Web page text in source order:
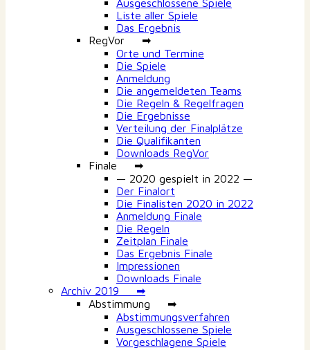
Ausgeschlossene Spiele
Liste aller Spiele
Das Ergebnis
RegVor ➡
Orte und Termine
Die Spiele
Anmeldung
Die angemeldeten Teams
Die Regeln & Regelfragen
Die Ergebnisse
Verteilung der Finalplätze
Die Qualifikanten
Downloads RegVor
Finale ➡
— 2020 gespielt in 2022 —
Der Finalort
Die Finalisten 2020 in 2022
Anmeldung Finale
Die Regeln
Zeitplan Finale
Das Ergebnis Finale
Impressionen
Downloads Finale
Archiv 2019 ➡
Abstimmung ➡
Abstimmungsverfahren
Ausgeschlossene Spiele
Vorgeschlagene Spiele